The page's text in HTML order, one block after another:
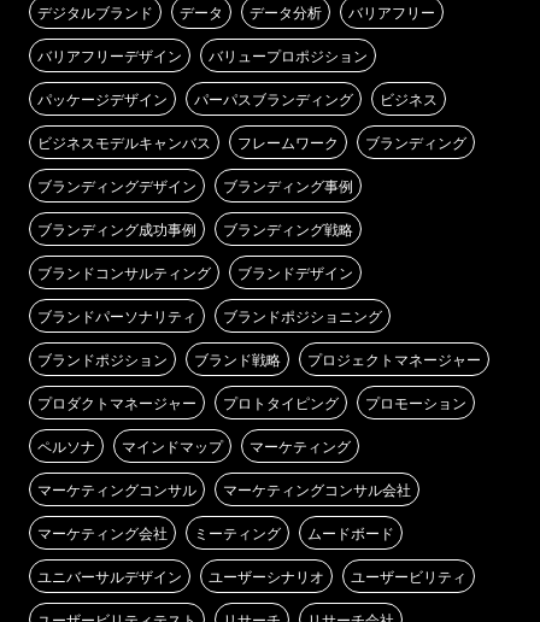
デジタルブランド データ データ分析 バリアフリー
バリアフリーデザイン バリュープロポジション
パッケージデザイン パーパスブランディング ビジネス
ビジネスモデルキャンバス フレームワーク ブランディング
ブランディングデザイン ブランディング事例
ブランディング成功事例 ブランディング戦略
ブランドコンサルティング ブランドデザイン
ブランドパーソナリティ ブランドポジショニング
ブランドポジション ブランド戦略 プロジェクトマネージャー
プロダクトマネージャー プロトタイピング プロモーション
ペルソナ マインドマップ マーケティング
マーケティングコンサル マーケティングコンサル会社
マーケティング会社 ミーティング ムードボード
ユニバーサルデザイン ユーザーシナリオ ユーザービリティ